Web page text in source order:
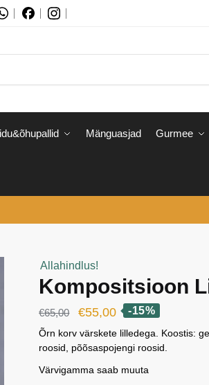
Mänguasjad Gurmee
Allahindlus!
Kompositsioon
€65,00
Algne
hind
oli:
€65,00.
€55,00Current
price
is:
€55,00.
-15%
Õrn korv värskete lilledega. Koostis:
roosid, põõsaspojengi roosid.
Värvigamma saab muuta